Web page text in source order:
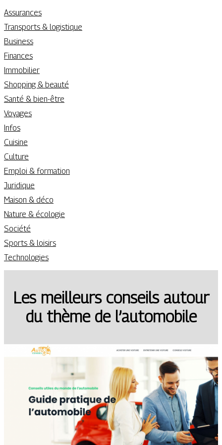
Assurances
Transports & logistique
Business
Finances
Immobilier
Shopping & beauté
Santé & bien-être
Voyages
Infos
Cuisine
Culture
Emploi & formation
Juridique
Maison & déco
Nature & écologie
Société
Sports & loisirs
Technologies
Les meilleurs conseils autour
du thème de l’automobile